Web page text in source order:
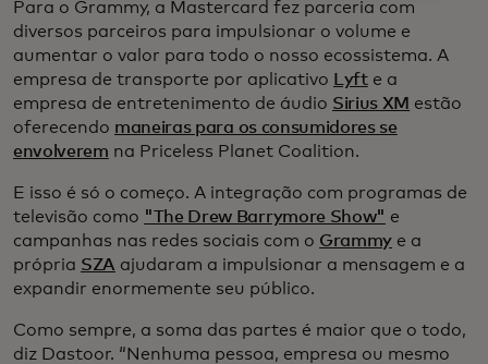
Para o Grammy, a Mastercard fez parceria com
diversos parceiros para impulsionar o volume e
aumentar o valor para todo o nosso ecossistema. A
empresa de transporte por aplicativo
Lyfte a
empresa de entretenimento de áudio Sirius XM estão
oferecendo maneiras para os consumidores se
envolverem na Priceless Planet Coalition.
E isso é só o começo. A integração com programas de
televisão como "The Drew Barrymore Show" e
campanhas nas redes sociais com o Grammy e a
própria SZA ajudaram a impulsionar a mensagem e a
expandir enormemente seu público.
Como sempre, a soma das partes é maior que o todo,
diz Dastoor. “Nenhuma pessoa, empresa ou mesmo